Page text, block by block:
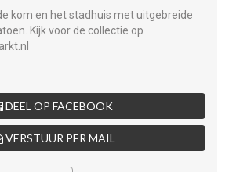
kom en het stadhuis met uitgebreide
Kijk voor de collectie op
DEEL OP FACEBOOK
VERSTUUR PER MAIL